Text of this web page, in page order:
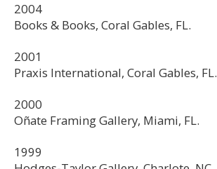
2004
Books & Books, Coral Gables, FL.
2001
Praxis International, Coral Gables, FL.
2000
Oñate Framing Gallery, Miami, FL.
1999